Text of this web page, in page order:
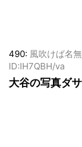
490: 風吹けば名
ID:IH7QBH/va
大谷の写真ダ